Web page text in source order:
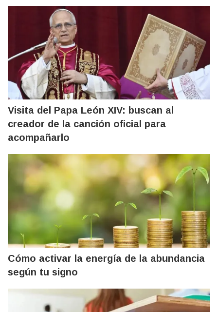
Visita del Papa León XIV: buscan al
creador de la canción oficial para
acompañarlo
Cómo activar la energía de la abundancia
según tu signo